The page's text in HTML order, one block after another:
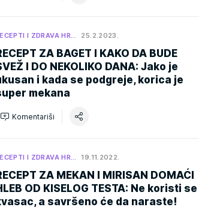
I ZDRAVA HR… 25.2.2023.
ZA BAGET I KAKO DA BUDE
I DO NEKOLIKO DANA: Jako je
i kada se podgreje, korica je
mekana
Komentariši
I ZDRAVA HR… 19.11.2022.
ZA MEKAN I MIRISAN DOMAĆI
OD KISELOG TESTA: Ne koristi se
a savršeno će da naraste!